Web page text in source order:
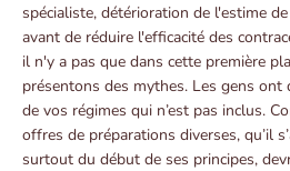
spécialiste, détérioration de l'estime
avant de réduire l'efficacité des
il n'y a pas que dans cette première
présentons des mythes. Les gens ont
de vos régimes qui n’est pas inclus.
offres de préparations diverses, qu’il
surtout du début de ses principes,